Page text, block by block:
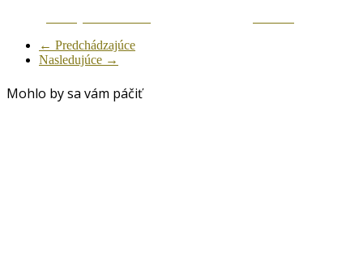
← Predchádzajúce
Nasledujúce →
Mohlo by sa vám páčiť